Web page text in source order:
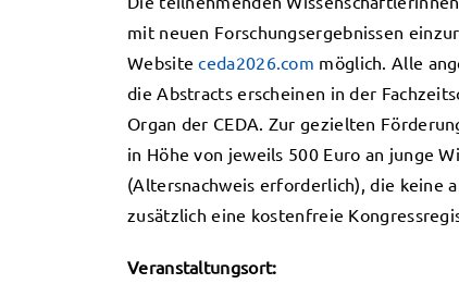
mit neuen Forschungsergebnissen
Websiteceda2026.com möglich. Alle
die Abstracts erscheinen in der
Organ der CEDA. Zur gezielten
in Höhe von jeweils 500 Euro an junge
(Altersnachweis erforderlich), die keine
zusätzlich eine kostenfreie
Veranstaltungsort: